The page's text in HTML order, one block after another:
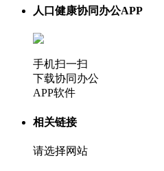
人口健康协同办公APP
手机扫一扫
下载协同办公
APP软件
相关链接
请选择网站